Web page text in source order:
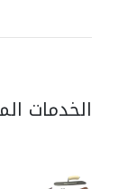
الخدمات